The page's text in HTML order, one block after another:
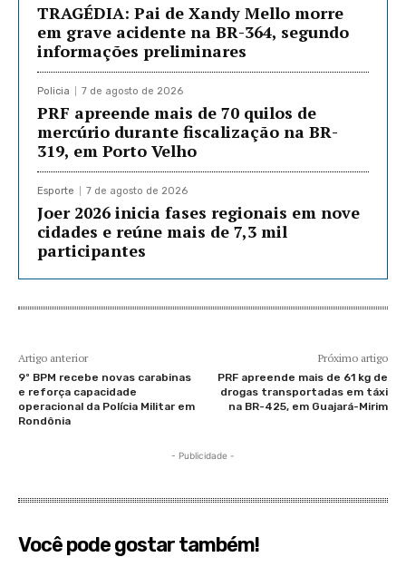
TRAGÉDIA: Pai de Xandy Mello morre
em grave acidente na BR-364, segundo
informações preliminares
Policia 7 de agosto de 2026
PRF apreende mais de 70 quilos de
mercúrio durante fiscalização na BR-
319, em Porto Velho
Esporte 7 de agosto de 2026
Joer 2026 inicia fases regionais em nove
cidades e reúne mais de 7,3 mil
participantes
Artigo anterior
9º BPM recebe novas carabinas
e reforça capacidade
operacional da Polícia Militar em
Rondônia
Próximo artigo
PRF apreende mais de 61 kg de
drogas transportadas em táxi
na BR-425, em Guajará-Mirim
- Publicidade -
Você pode gostar também!